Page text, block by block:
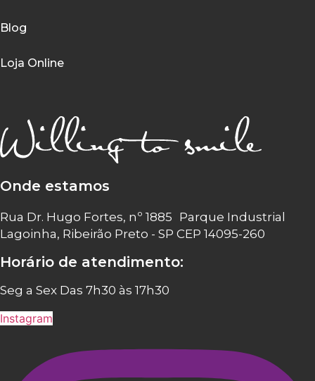
Blog
Loja Online
Onde estamos
Rua Dr. Hugo Fortes, nº 1885 Parque Industrial
Lagoinha, Ribeirão Preto - SP CEP 14095-260
Horário de atendimento:
Seg a Sex Das 7h30 às 17h30
Instagram